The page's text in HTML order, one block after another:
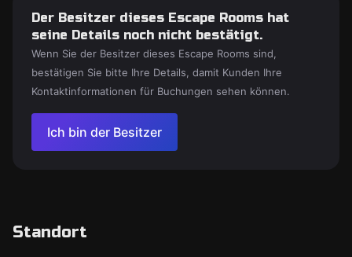
Der Besitzer dieses Escape Rooms hat
seine Details noch nicht bestätigt.
Wenn Sie der Besitzer dieses Escape Rooms sind,
bestätigen Sie bitte Ihre Details, damit Kunden Ihre
Kontaktinformationen für Buchungen sehen können.
Ich bin der Besitzer
Standort